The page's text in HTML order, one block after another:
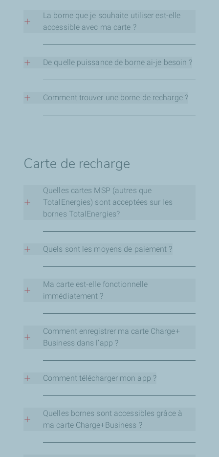
La borne que je souhaite utiliser est-elle
accessible avec ma carte ?
acceptée par la grande majorité des bornes en
De quelle puissance de borne ai-je besoin ?
modèle de véhicule. La recharge ne dépassera
Comment trouver une borne de recharge ?
Carte de recharge
Quelles cartes MSP (autres que
TotalEnergies) sont acceptées sur les
bornes TotalEnergies?
majorité des cartes d’eMSP tiers.
Quels sont les moyens de paiement ?
de TotalEnergies. Dans ce cas, je peux retrouver
l’historique de mes recharges dans l’app Charge
Il est également possible de payer avec la carte
bancaire en scannant le code-barres apposé sur
carte TPE
Les cartes d’autres eMSP sont également
acceptées.
Ma carte est-elle fonctionnelle
immédiatement ?
vous rencontrez un problème, merci de contacter
le +352 27 30 28 25
Comment enregistrer ma carte Charge+
Business dans l’app ?
suivre la procédure.
Comment télécharger mon app ?
Play Store et sur l’App Store.
Quelles bornes sont accessibles grâce à
ma carte Charge+Business ?